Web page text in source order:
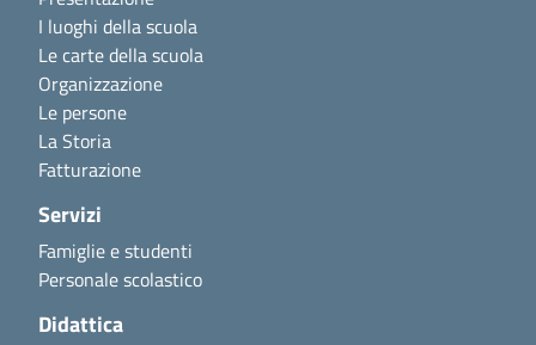
I luoghi della scuola
Le carte della scuola
Organizzazione
Le persone
La Storia
Fatturazione
Servizi
Famiglie e studenti
Personale scolastico
Didattica